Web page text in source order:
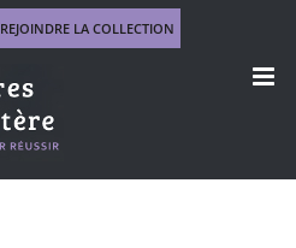
REJOINDRE LA COLLECTION